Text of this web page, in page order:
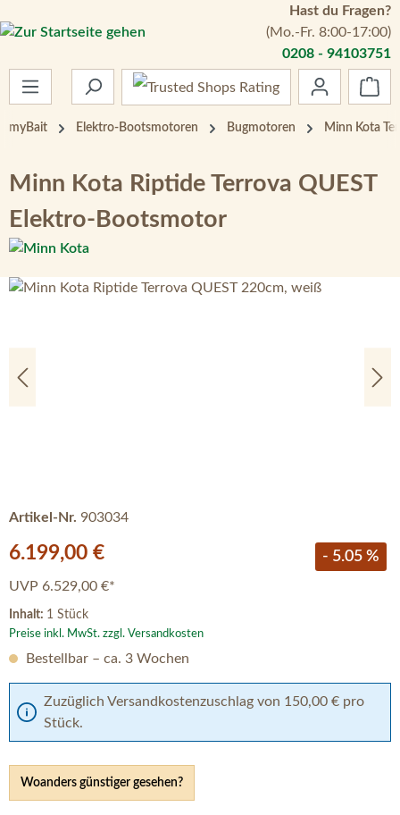
Zum Hauptinhalt springen
Hast du Fragen?
(Mo.-Fr. 8:00-17:00)
0208 - 94103751
myBait Elektro-Bootsmotoren Bugmotoren Minn Kota
Minn Kota Riptide Terrova QUEST
Elektro-Bootsmotor
Bildergalerie überspringen
Artikel-Nr. 903034
Verkaufspreis:
6.199,00 € - 5.05 %
UVP 6.529,00 €*
Inhalt: 1 Stück
Preise inkl. MwSt. zzgl. Versandkosten
Zuzüglich Versandkostenzuschlag von 150,00 € pro
Stück.
Woanders günstiger gesehen?
Bestellbar – ca. 3 Wochen